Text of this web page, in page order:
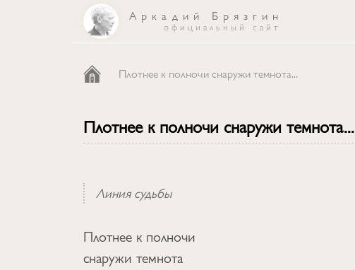
Аркадий Брязгин
официальный сайт
Плотнее к полночи снаружи темнота...
Плотнее к полночи снаружи темнота...
Линия судьбы
Плотнее к полночи
снаружи темнота